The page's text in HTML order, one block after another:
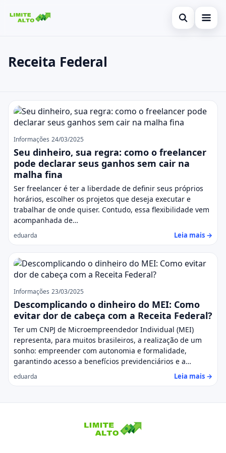
Abrir busca
Empréstimo
Legal
Pressione Enter para buscar ou ESC para fechar.
Receita Federal
Receita Federal
Informações 24/03/2025
Seu dinheiro, sua regra: como o freelancer
pode declarar seus ganhos sem cair na
malha fina
Ser freelancer é ter a liberdade de definir seus próprios
horários, escolher os projetos que deseja executar e
trabalhar de onde quiser. Contudo, essa flexibilidade vem
acompanhada de…
eduarda Leia mais →
Informações 23/03/2025
Descomplicando o dinheiro do MEI: Como
evitar dor de cabeça com a Receita Federal?
Ter um CNPJ de Microempreendedor Individual (MEI)
representa, para muitos brasileiros, a realização de um
sonho: empreender com autonomia e formalidade,
garantindo acesso a benefícios previdenciários e a…
eduarda Leia mais →